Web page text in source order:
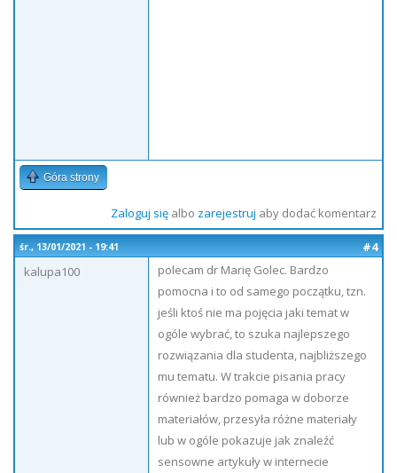
Góra strony
Zaloguj sięalbo zarejestruj aby dodać komentarz
śr., 13/01/2021 - 19:41
#4
kalupa100
polecam dr Marię Golec. Bardzo
pomocna i to od samego początku, tzn.
jeśli ktoś nie ma pojęcia jaki temat w
ogóle wybrać, to szuka najlepszego
rozwiązania dla studenta, najbliższego
mu tematu. W trakcie pisania pracy
również bardzo pomaga w doborze
materiałów, przesyła różne materiały
lub w ogóle pokazuje jak znaleźć
sensowne artykuły w internecie